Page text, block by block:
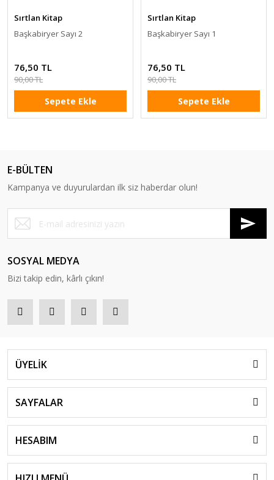
Sırtlan Kitap
Başkabiryer Sayı 2
76,50 TL
90,00 TL
Sepete Ekle
Sırtlan Kitap
Başkabiryer Sayı 1
76,50 TL
90,00 TL
Sepete Ekle
E-BÜLTEN
Kampanya ve duyurulardan ilk siz haberdar olun!
SOSYAL MEDYA
Bizi takip edin, kârlı çıkın!
ÜYELİK
SAYFALAR
HESABIM